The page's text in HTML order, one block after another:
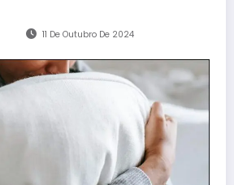
11 De Outubro De 2024